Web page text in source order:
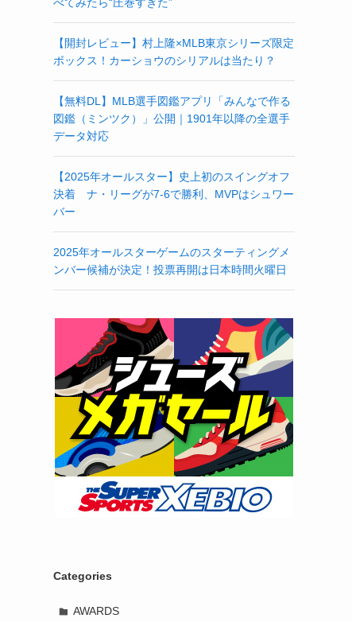
【開封レビュー】村上隆×MLB東京シリーズ限定
ボックス！カーショウのシリアルは当たり？
【無料DL】MLB選手図鑑アプリ「みんなで作る
図鑑（ミンツク）」公開｜1901年以降の全選手
データ対応
【2025年オールスター】史上初のスイングオフ
決着 ナ・リーグが7-6で勝利、MVPはシュワー
バー
2025年オールスターゲームのスターティングメ
ンバー候補が決定！投票再開は日本時間火曜日
Categories
AWARDS